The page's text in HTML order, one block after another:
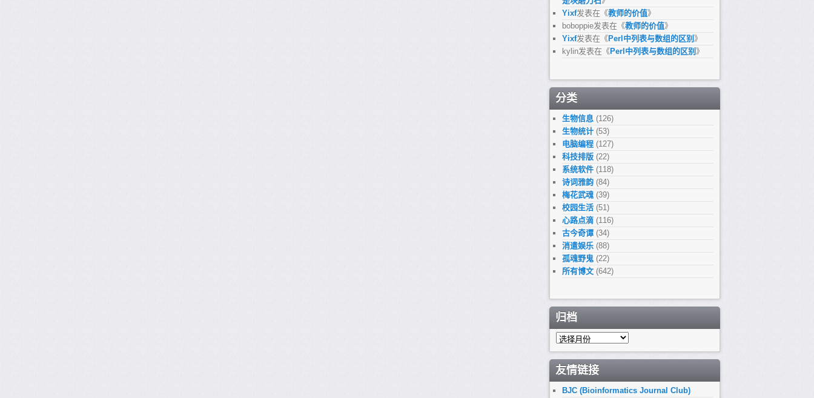
Yixf发表在《教师的价值》
boboppie发表在《教师的价值》
Yixf发表在《 Perl中列表与数组的区别 》
kylin发表在《 Perl中列表与数组的区别 》
分类
生物信息 (126)
生物统计 (53)
电脑编程 (127)
科技排版 (22)
系统软件 (118)
诗词雅韵 (84)
梅花武魂 (39)
校园生活 (51)
心路点滴 (116)
古今奇谭 (34)
消遣娱乐 (88)
孤魂野鬼 (22)
所有博文 (642)
归档
归
友情链接
BJC (Bioinformatics Journal Club)